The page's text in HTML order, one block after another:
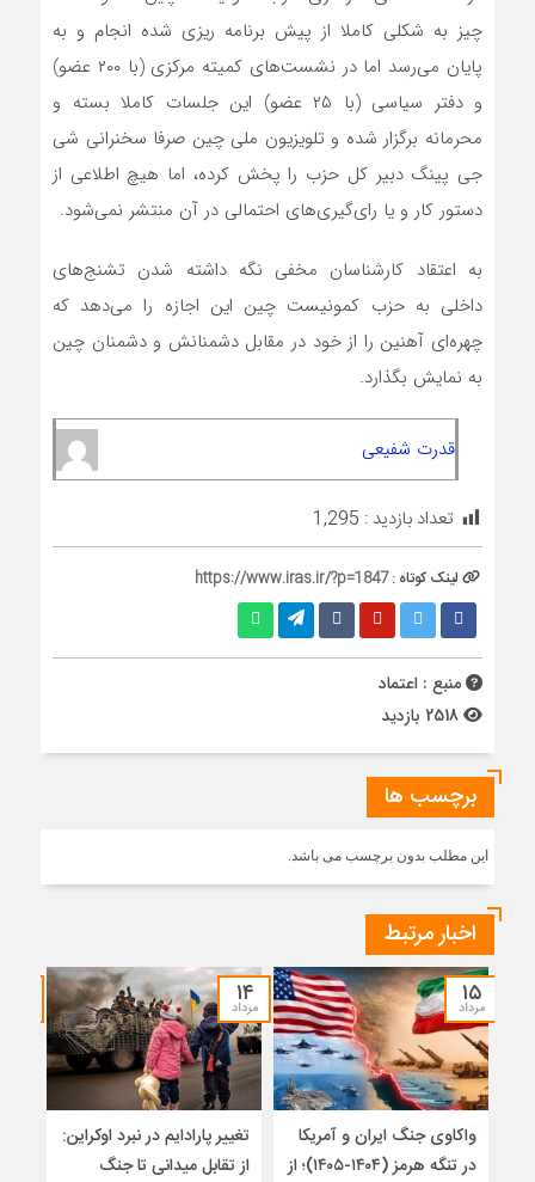
چیز به شکلی کاملا از پیش برنامه ریزی شده انجام و به
پایان می‌رسد اما در نشست‌های کمیته مرکزی (با ۲۰۰ عضو)
و دفتر سیاسی (با ۲۵ عضو) این جلسات کاملا بسته و
محرمانه برگزار شده و تلویزیون ملی چین صرفا سخنرانی شی
جی پینگ دبیر کل حزب را پخش کرده، اما هیچ اطلاعی از
دستور کار و یا رای‌گیری‌های احتمالی در آن منتشر نمی‌شود.
به اعتقاد کارشناسان مخفی نگه داشته شدن تشنج‌های
داخلی به حزب کمونیست چین این اجازه را می‌دهد که
چهره‌ای آهنین را از خود در مقابل دشمنانش و دشمنان چین
به نمایش بگذارد.
قدرت شفیعی
تعداد بازدید : 1,295
لینک کوتاه :https://www.iras.ir/?p=1847
منبع : اعتماد
برچسب ها
این مطلب بدون برچسب می باشد.
اخبار مرتبط
۱۵
مرداد
واکاوی جنگ ایران و آمریکا
در تنگه هرمز (۱۴۰۴-۱۴۰۵)؛ از
۱۴
مرداد
تغییر پارادایم در نبرد اوکراین:
از تقابل میدانی تا جنگ